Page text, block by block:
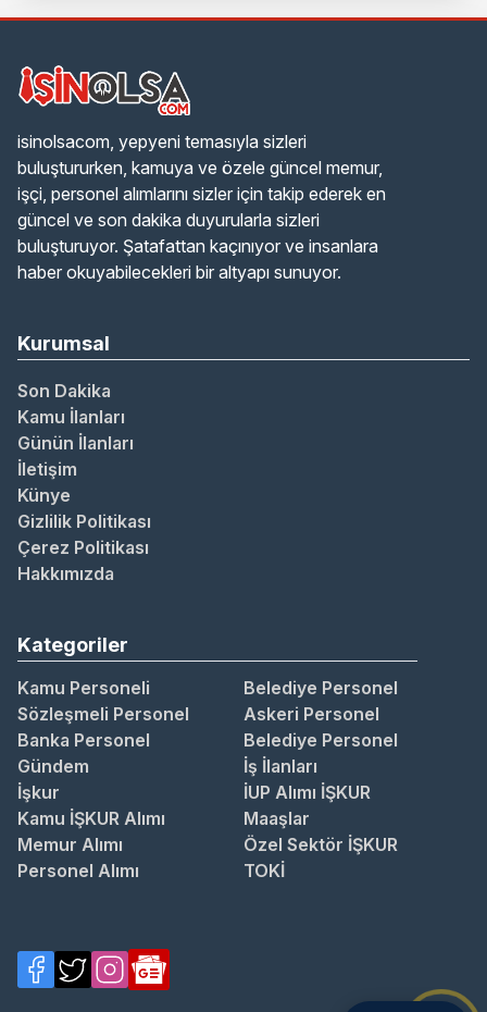
isinolsacom, yepyeni temasıyla sizleri
buluştururken, kamuya ve özele güncel memur,
işçi, personel alımlarını sizler için takip ederek en
güncel ve son dakika duyurularla sizleri
buluşturuyor. Şatafattan kaçınıyor ve insanlara
haber okuyabilecekleri bir altyapı sunuyor.
Kurumsal
Son Dakika
Kamu İlanları
Günün İlanları
İletişim
Künye
Gizlilik Politikası
Çerez Politikası
Hakkımızda
Kategoriler
Kamu Personeli
Belediye Personel
Sözleşmeli Personel
Askeri Personel
Banka Personel
Belediye Personel
Gündem
İş İlanları
İşkur
İUP Alımı İŞKUR
Kamu İŞKUR Alımı
Maaşlar
Memur Alımı
Özel Sektör İŞKUR
Personel Alımı
TOKİ